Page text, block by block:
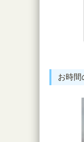
お時間